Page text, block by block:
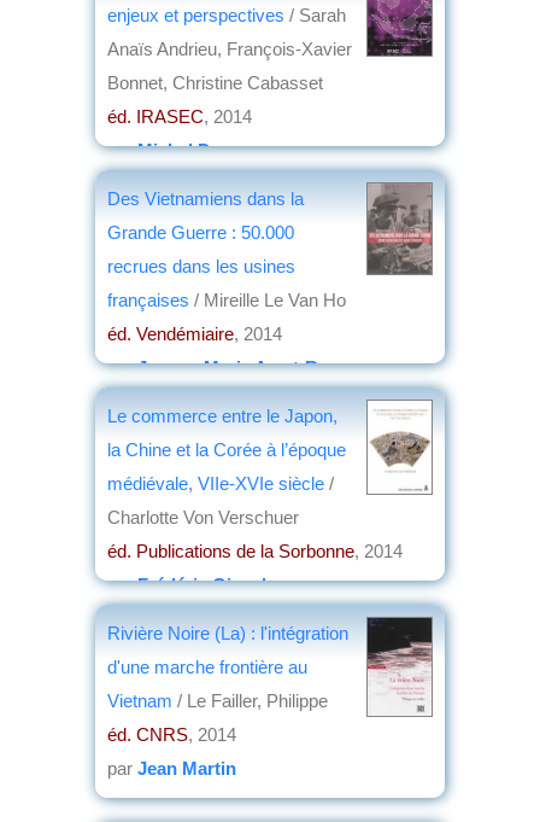
enjeux et perspectives / Sarah
Anaïs Andrieu, François-Xavier
Bonnet, Christine Cabasset
éd. IRASEC, 2014
parMichel Deverge
Des Vietnamiens dans la
Grande Guerre : 50.000
recrues dans les usines
françaises / Mireille Le Van Ho
éd. Vendémiaire, 2014
parJeanne-Marie Amat-Roze
Le commerce entre le Japon,
la Chine et la Corée à l’époque
médiévale, VIIe-XVIe siècle /
Charlotte Von Verschuer
éd. Publications de la Sorbonne, 2014
parFrédéric Girard
Rivière Noire (La) : l'intégration
d'une marche frontière au
Vietnam / Le Failler, Philippe
éd. CNRS, 2014
par Jean Martin